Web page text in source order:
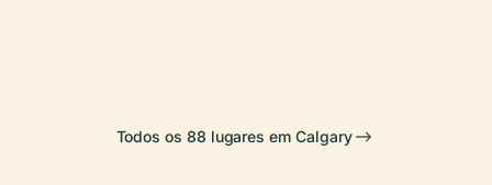
Todos os 88 lugares em Calgary